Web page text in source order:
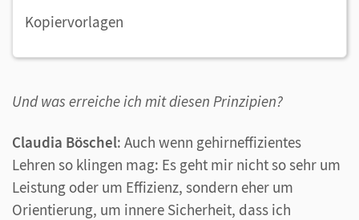
Kopiervorlagen
Und was erreiche ich mit diesen Prinzipien?
Claudia Böschel: Auch wenn gehirneffizientes
Lehren so klingen mag: Es geht mir nicht so sehr um
Leistung oder um Effizienz, sondern eher um
Orientierung, um innere Sicherheit, dass ich